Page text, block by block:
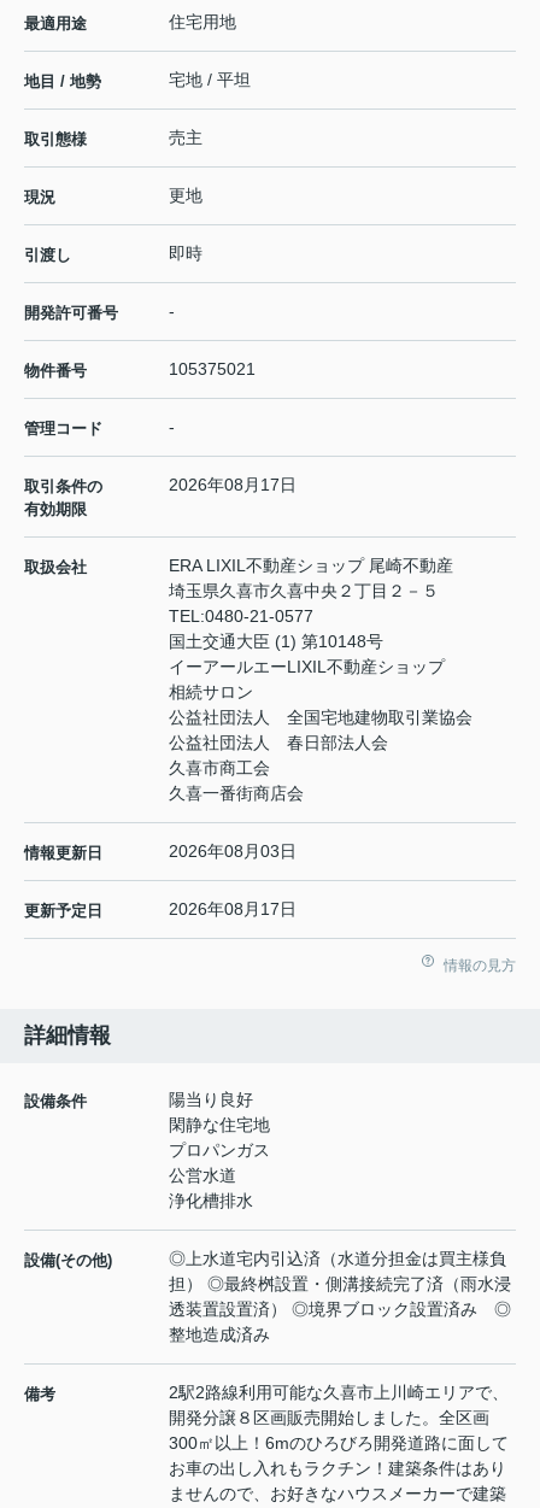
最適用途 住宅用地
地目 / 地勢 宅地 / 平坦
取引態様 売主
現況 更地
引渡し 即時
開発許可番号 -
物件番号 105375021
管理コード -
取引条件の
有効期限
2026年08月17日
取扱会社
ERA LIXIL不動産ショップ 尾崎不動産
埼玉県久喜市久喜中央２丁目２－５
TEL:0480-21-0577
国土交通大臣 (1) 第10148号
イーアールエーLIXIL不動産ショップ
相続サロン
公益社団法人 全国宅地建物取引業協会
公益社団法人 春日部法人会
久喜市商工会
久喜一番街商店会
情報更新日 2026年08月03日
更新予定日 2026年08月17日
情報の見方
詳細情報
設備条件
陽当り良好
閑静な住宅地
プロパンガス
公営水道
浄化槽排水
設備(その他)
◎上水道宅内引込済（水道分担金は買主様負
担） ◎最終桝設置・側溝接続完了済（雨水浸
透装置設置済） ◎境界ブロック設置済み ◎
整地造成済み
備考
2駅2路線利用可能な久喜市上川崎エリアで、
開発分譲８区画販売開始しました。全区画
300㎡以上！6mのひろびろ開発道路に面して
お車の出し入れもラクチン！建築条件はあり
ませんので、お好きなハウスメーカーで建築